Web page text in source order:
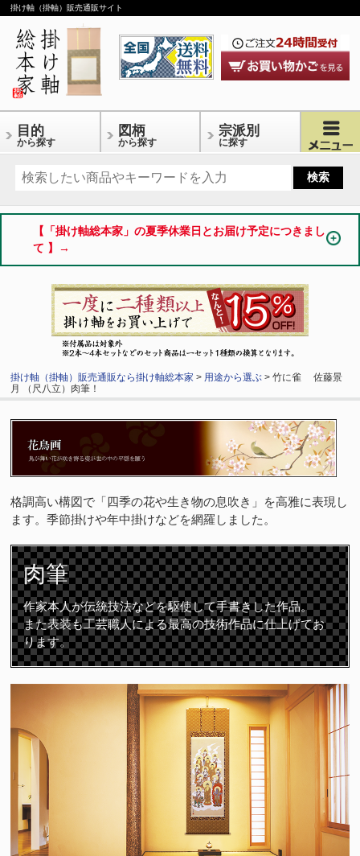
掛け軸（掛軸）販売通販サイト
目的
から探す
図柄
から探す
宗派別
に探す
【「掛け軸総本家」の夏季休業日とお届け予定につきまし
て 】→
掛け軸（掛軸）販売通販なら掛け軸総本家 > 用途から選ぶ > 竹に雀 佐藤景
月 （尺八立）肉筆！
格調高い構図で「四季の花や生き物の息吹き」を高雅に表現し
ます。季節掛けや年中掛けなどを網羅しました。
肉筆
作家本人が伝統技法などを駆使して手書きした作品。
また表装も工芸職人による最高の技術作品に仕上げてお
ります。